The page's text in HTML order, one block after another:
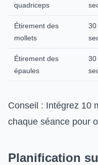
quadriceps
Étirement des
mollets
30
Étirement des
épaules
30
Conseil : Intégrez 10
chaque séance pour
Planification